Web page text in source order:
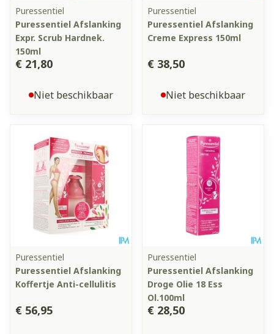
Puressentiel
Puressentiel Afslanking
Expr. Scrub Hardnek.
150ml
€ 21,80
Niet beschikbaar
Puressentiel
Puressentiel Afslanking
Creme Express 150ml
€ 38,50
Niet beschikbaar
Puressentiel
Puressentiel Afslanking
Koffertje Anti-cellulitis
€ 56,95
Puressentiel
Puressentiel Afslanking
Droge Olie 18 Ess
Ol.100ml
€ 28,50